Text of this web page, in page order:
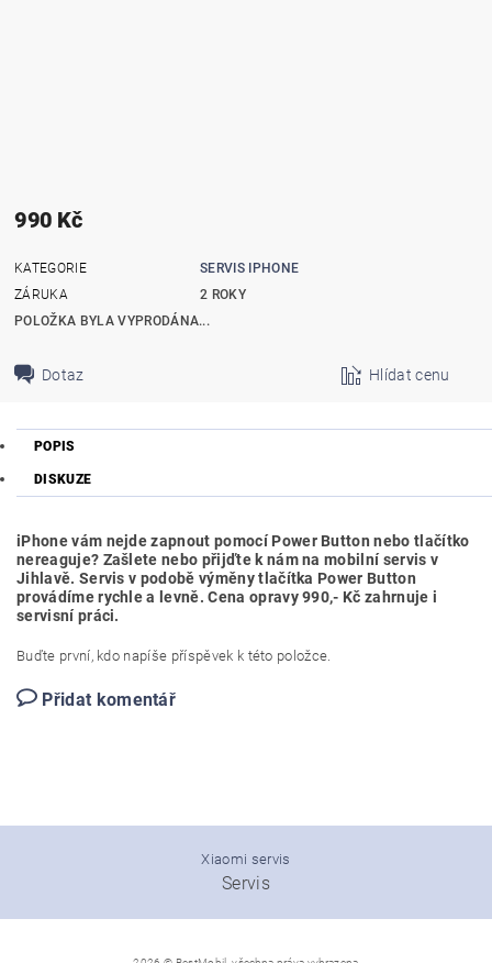
990 Kč
KATEGORIE
SERVIS IPHONE
ZÁRUKA
2 ROKY
POLOŽKA BYLA VYPRODÁNA...
Dotaz Hlídat cenu
POPIS
DISKUZE
iPhone vám nejde zapnout pomocí Power Button nebo tlačítko
nereaguje? Zašlete nebo přijďte k nám na mobilní servis v
Jihlavě. Servis v podobě výměny tlačítka Power Button
provádíme rychle a levně. Cena opravy 990,- Kč zahrnuje i
servisní práci.
Buďte první, kdo napíše příspěvek k této položce.
Přidat komentář
Xiaomi servis
Servis